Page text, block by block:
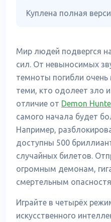
Куплена полная
Мир людей подвергся
сил. От невыносимых
темноты погибли очень
теми, кто одолеет зло
отличие от Demon
самого начала будет
Например,
доступны 500
случайных билетов.
огромным демонам,
смертельным
Играйте в четырёх
искусственного